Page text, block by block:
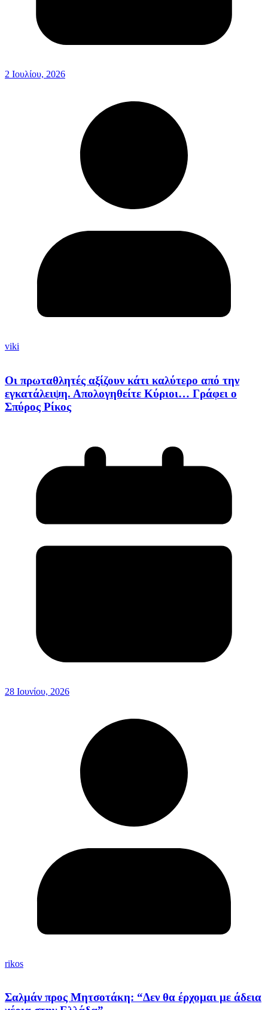
2 Ιουλίου, 2026
viki
Οι πρωταθλητές αξίζουν κάτι καλύτερο από την
εγκατάλειψη. Απολογηθείτε Κύριοι… Γράφει ο
Σπύρος Ρίκος
28 Ιουνίου, 2026
rikos
Σαλμάν προς Μητσοτάκη: “Δεν θα έρχομαι με άδεια